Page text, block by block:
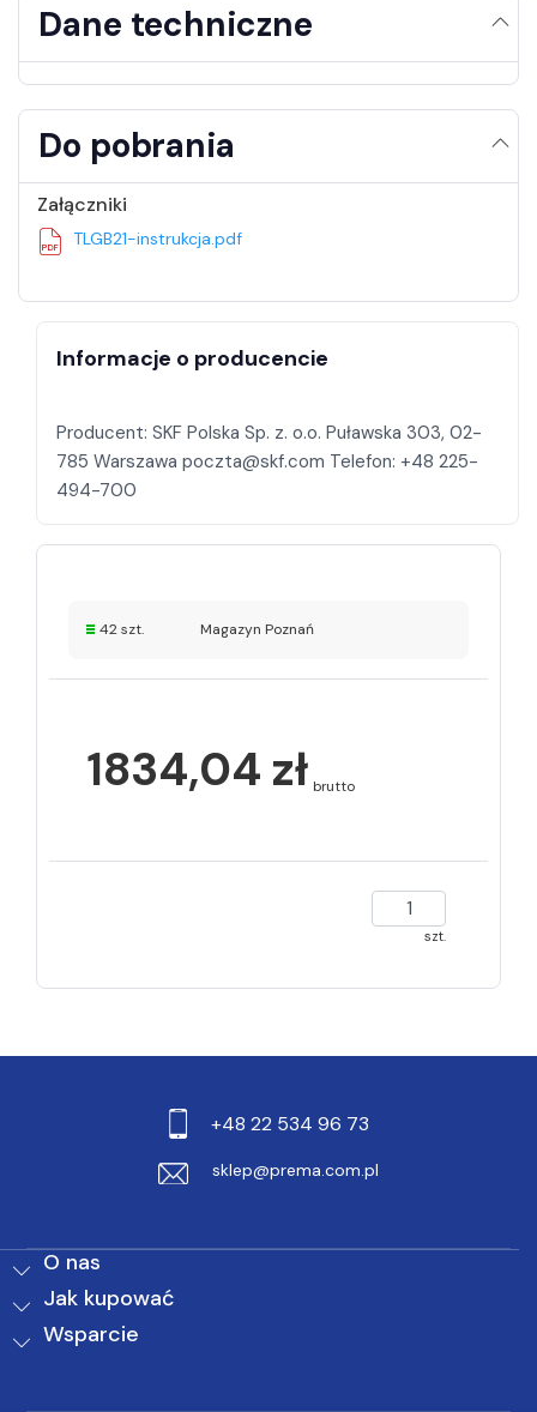
Dane techniczne
Do pobrania
Załączniki
TLGB21-instrukcja.pdf
Informacje o producencie
Producent: SKF Polska Sp. z. o.o. Puławska 303, 02-
785 Warszawa poczta@skf.com Telefon: +48 225-
42 szt. Magazyn Poznań
1834,04 zł brutto
szt.
+48 22 534 96 73
sklep@prema.com.pl
O nas
Jak kupować
Wsparcie